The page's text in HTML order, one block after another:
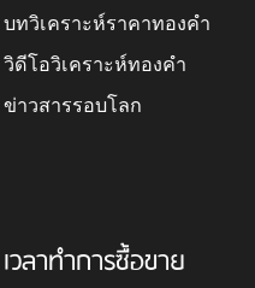
บทวิเคราะห์ราคาทองคำ
วิดีโอวิเคราะห์ทองคำ
ข่าวสารรอบโลก
เวลาทำการซื้อขาย